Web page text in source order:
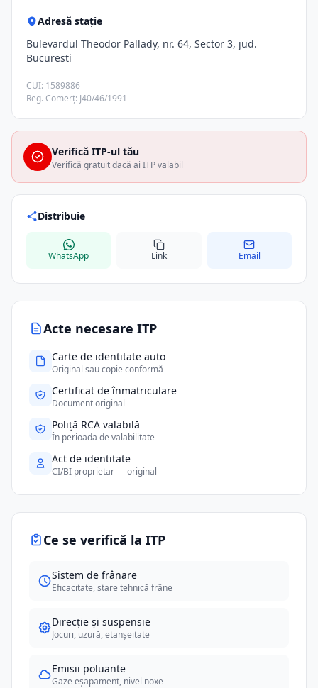
Acte necesare ITP
Carte de identitate auto
Original sau copie conformă
Certificat de înmatriculare
Document original
Poliță RCA valabilă
În perioada de valabilitate
Act de identitate
CI/BI proprietar — original
Ce se verifică la ITP
Sistem de frânare
Eficacitate, stare tehnică frâne
Direcție și suspensie
Jocuri, uzură, etanșeitate
Emisii poluante
Gaze eșapament, nivel noxe
Adresă stație
Bulevardul Theodor Pallady, nr. 64, Sector 3, jud.
Bucuresti
CUI: 1589886
Reg. Comerț: J40/46/1991
Verifică ITP-ul tău
Verifică gratuit dacă ai ITP valabil
Distribuie
WhatsApp Link Email